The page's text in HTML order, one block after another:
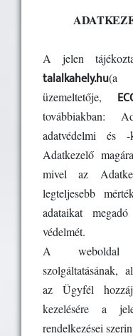
A jelen
talalkahely.hu(a
üzemeltetője,
továbbiakban:
adatvédelmi és
Adatkezelő
mivel az
legteljesebb
adataikat
védelmét.
A weboldal
szolgáltatásának,
az Ügyfél
kezelésére a
rendelkezései